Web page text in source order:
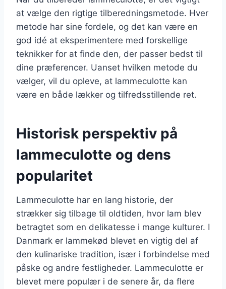
at vælge den rigtige tilberedningsmetode. Hver
metode har sine fordele, og det kan være en
god idé at eksperimentere med forskellige
teknikker for at finde den, der passer bedst til
dine præferencer. Uanset hvilken metode du
vælger, vil du opleve, at lammeculotte kan
være en både lækker og tilfredsstillende ret.
Historisk perspektiv på
lammeculotte og dens
popularitet
Lammeculotte har en lang historie, der
strækker sig tilbage til oldtiden, hvor lam blev
betragtet som en delikatesse i mange kulturer. I
Danmark er lammekød blevet en vigtig del af
den kulinariske tradition, især i forbindelse med
påske og andre festligheder. Lammeculotte er
blevet mere populær i de senere år, da flere